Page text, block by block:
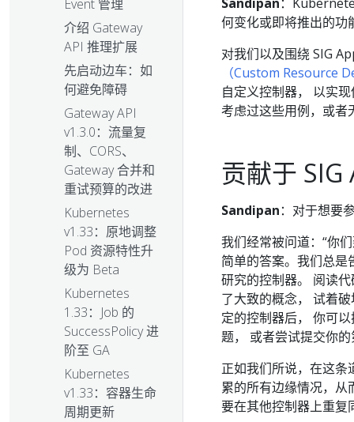
Event 管理
介绍 Gateway
API 推理扩展
先启动边车：如
何避免障碍
Gateway API
v1.3.0：流量复
制、CORS、
Gateway 合并和
重试预算的改进
Kubernetes
v1.33：原地调整
Pod 资源特性升
级为 Beta
Kubernetes
1.33：Job 的
SuccessPolicy 进
阶至 GA
Kubernetes
v1.33：容器生命
周期更新
何变化或即将推出的功
对我们以及围绕 SIG
（Custom Resource
自定义控制器， 以实
考虑过这些用例，或
贡献于 SIG
Sandipan：对于想要
我们经常被问道：“你
简单的答案。我们总
研究的控制器。 阅读
了大致的概念， 试着
定的控制器后， 你可
题， 或者尝试提交你
正如我们所说，在这
累的所有边缘情况，
要在其他控制器上重复